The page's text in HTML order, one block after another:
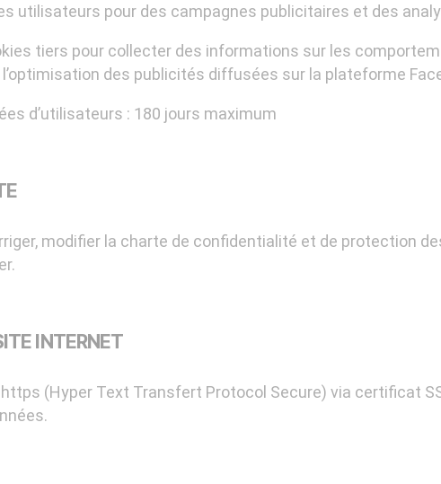
utilisateurs pour des campagnes publicitaires et des
tiers pour collecter des informations sur les
des publicités diffusées sur la plateforme
d’utilisateurs : 180 jours maximum
modifier la charte de confidentialité et de protection
INTERNET
(Hyper Text Transfert Protocol Secure) via certificat